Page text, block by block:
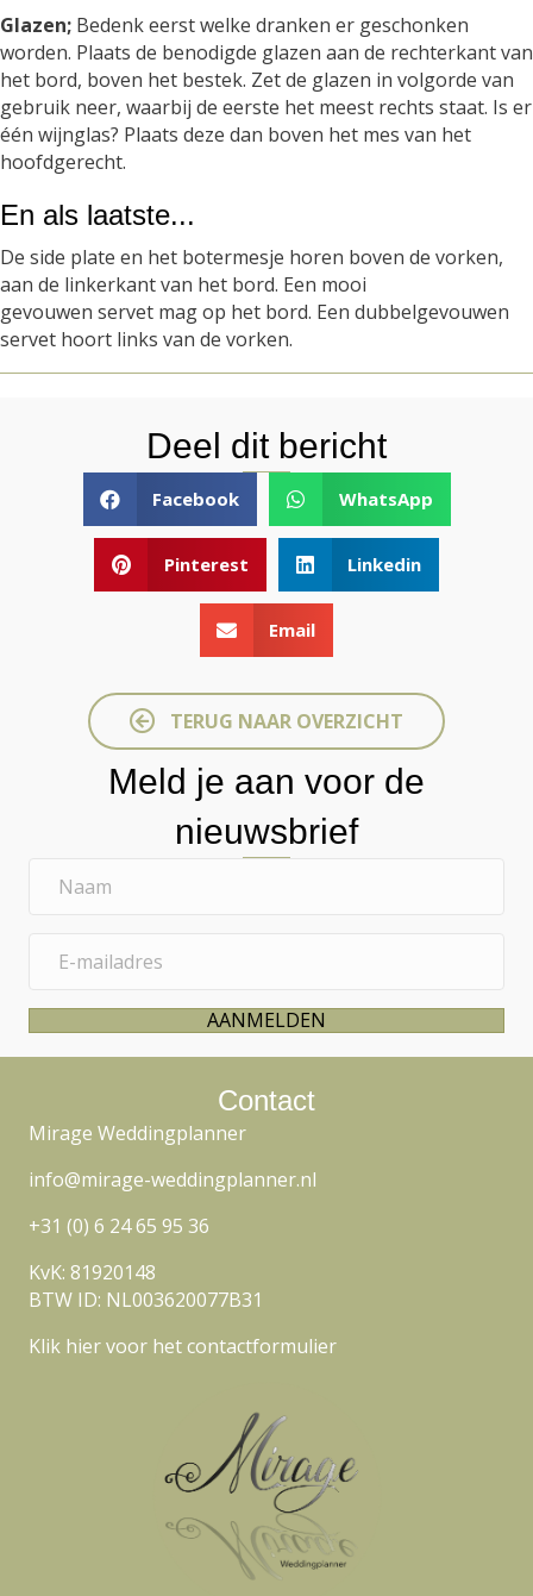
Glazen; Bedenk eerst welke dranken er geschonken
worden. Plaats de benodigde glazen aan de rechterkant van
het bord, boven het bestek. Zet de glazen in volgorde van
gebruik neer, waarbij de eerste het meest rechts staat. Is er
één wijnglas? Plaats deze dan boven het mes van het
hoofdgerecht.
En als laatste...
De side plate en het botermesje horen boven de vorken,
aan de linkerkant van het bord. Een mooi
gevouwen servet mag op het bord. Een dubbelgevouwen
servet hoort links van de vorken.
Deel dit bericht
Facebook WhatsApp
Pinterest Linkedin
Email
TERUG NAAR OVERZICHT
Meld je aan voor de
nieuwsbrief
a
i
d
e
s
AANMELDEN
Contact
Mirage Weddingplanner
info@mirage-weddingplanner.nl
+31 (0) 6 24 65 95 36
KvK: 81920148
BTW ID: NL003620077B31
Klik hier voor het contactformulier